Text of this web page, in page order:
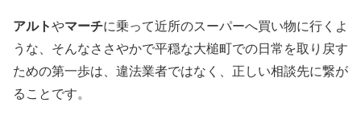
アルトやマーチに乗って近所のスーパーへ買い物に行くよ
うな、そんなささやかで平穏な大槌町での日常を取り戻す
ための第一歩は、違法業者ではなく、正しい相談先に繋が
ることです。